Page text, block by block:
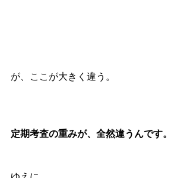
が、ここが大きく違う。
定期考査の重みが、全然違うんです。